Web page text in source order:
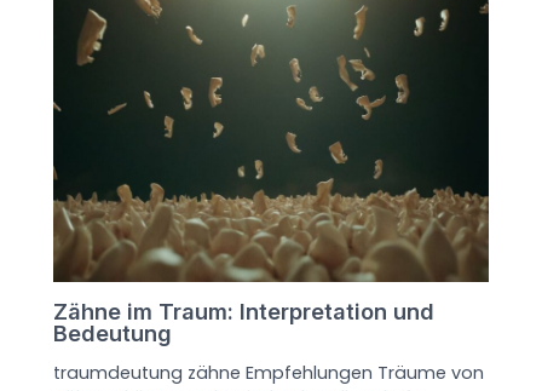
Zähne im Traum: Interpretation und
Bedeutung
traumdeutung zähne Empfehlungen Träume von